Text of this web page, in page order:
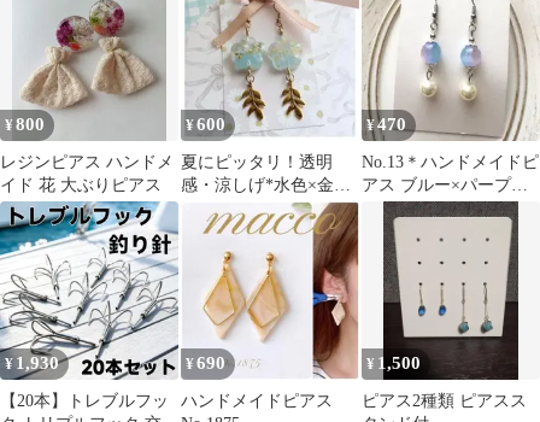
¥800
レジンピアス ハンドメ
イド 花 大ぶりピアス
¥600
夏にピッタリ！透明
感・涼しげ*水色×金フ
ラワーピアス
¥470
No.13＊ハンドメイドピ
アス ブルー×パープル
オーロラ揺れる フック
ピアス
¥ 1,930
【20本】トレブルフッ
¥690
ハンドメイドピアス
¥ 1,500
ピアス2種類 ピアスス